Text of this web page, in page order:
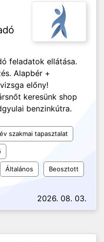
feladatok ellátása.
Alapbér +
előny!
keresünk shop
benzinkútra.
szakmai tapasztalat
Általános Beosztott
2026. 08. 03.